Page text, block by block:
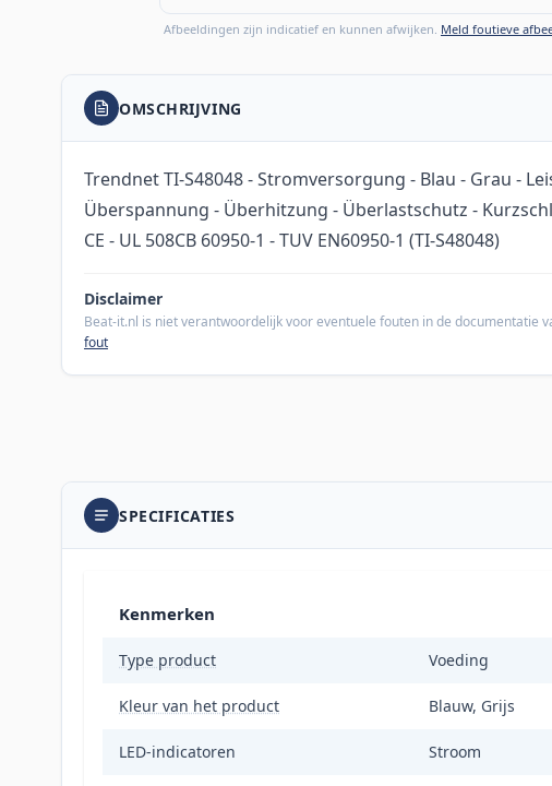
Afbeeldingen zijn indicatief en kunnen afwijken. Meld foutieve
OMSCHRIJVING
Trendnet TI-S48048 - Stromversorgung - Blau - Grau -
Überspannung - Überhitzung - Überlastschutz -
CE - UL 508CB 60950-1 - TUV EN60950-1 (TI-S48048)
Disclaimer
Beat-it.nl is niet verantwoordelijk voor eventuele fouten in de documentatie
fout
SPECIFICATIES
Kenmerken
Type product Voeding
Kleur van het product Blauw, Grijs
LED-indicatoren Stroom